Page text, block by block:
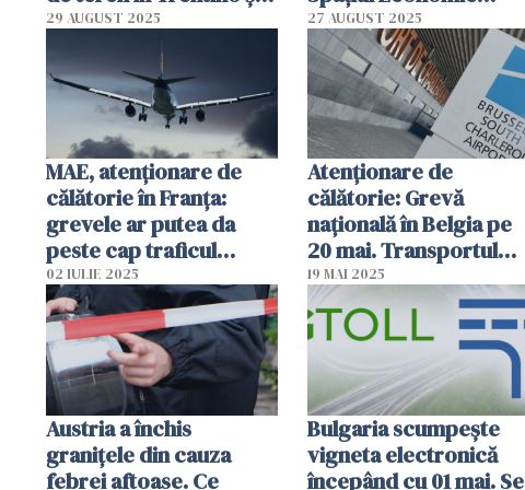
furtuni violente la
29 AUGUST 2025
European
27 AUGUST 2025
MAE, atenţionare de
călătorie în Franţa:
grevele ar putea da
peste cap traficul
aerian
02 IULIE 2025
Atenționare de
călătorie: Grevă
națională în Belgia pe
20 mai. Transportul
public va fi grav
perturbat
19 MAI 2025
Austria a închis
granițele din cauza
febrei aftoase. Ce
Bulgaria scumpește
vigneta electronică
începând cu 01 mai. Se